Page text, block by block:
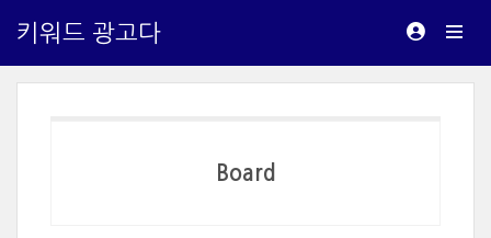
키워드 광고다
Board